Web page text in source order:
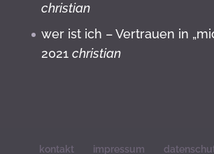
christian
wer ist ich – Vertrauen in
2021 christian
kontakt impressum